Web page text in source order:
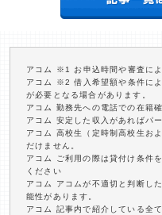
アコム ※1 お申込時間や審査に
アコム ※2 借入希望額や条件に
が必要となる場合があります。
アコム 勤務先への電話での在籍
アコム 安定した収入があればパ
アコム 高校生（定時制高校生お
だけません。
アコム ご利用の際は貸付け条件
ください
アコム アコムが不適切と判断し
能性があります。
アコム 記事内で紹介している全